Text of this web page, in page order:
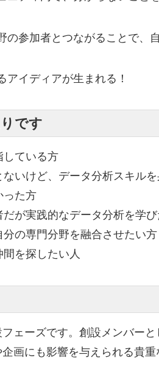
の参加者とつながることで、
アイディアが生まれる！
です
している方
いけど、データ分析スキル
った方
が実践的なデータ分析を学
の専門分野を融合させたい方
を探したい人
ェーズです。創設メンバーと
画にも影響を与えられる貴重